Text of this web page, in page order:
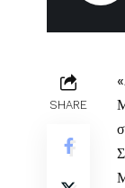
SHARE